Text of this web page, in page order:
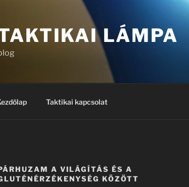
LÁMPA
Taktikai kapcsolat
A VILÁGÍTÁS ÉS A
KÖZÖTT